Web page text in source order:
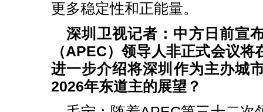
更多稳定性和正能量。
深圳卫视记者：中方日前宣
（APEC）领导人非正式会议将
进一步介绍将深圳作为主办城
2026年东道主的展望？